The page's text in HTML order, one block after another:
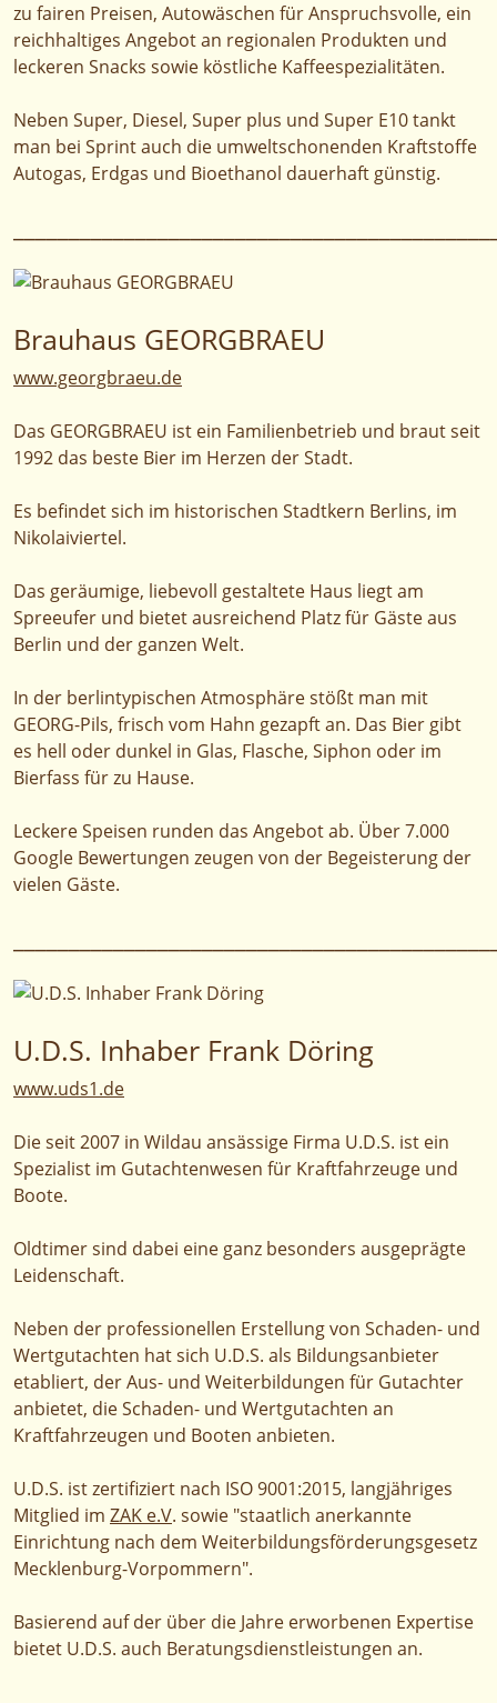
zu fairen Preisen, Autowäschen für Anspruchsvolle, ein
reichhaltiges Angebot an regionalen Produkten und
leckeren Snacks sowie köstliche Kaffeespezialitäten.
Neben Super, Diesel, Super plus und Super E10 tankt
man bei Sprint auch die umweltschonenden Kraftstoffe
Autogas, Erdgas und Bioethanol dauerhaft günstig.
Brauhaus GEORGBRAEU
www.georgbraeu.de
Das GEORGBRAEU ist ein Familienbetrieb und braut seit
1992 das beste Bier im Herzen der Stadt.
Es befindet sich im historischen Stadtkern Berlins, im
Nikolaiviertel.
Das geräumige, liebevoll gestaltete Haus liegt am
Spreeufer und bietet ausreichend Platz für Gäste aus
Berlin und der ganzen Welt.
In der berlintypischen Atmosphäre stößt man mit
GEORG-Pils, frisch vom Hahn gezapft an. Das Bier gibt
es hell oder dunkel in Glas, Flasche, Siphon oder im
Bierfass für zu Hause.
Leckere Speisen runden das Angebot ab. Über 7.000
Google Bewertungen zeugen von der Begeisterung der
vielen Gäste.
U.D.S. Inhaber Frank Döring
www.uds1.de
Die seit 2007 in Wildau ansässige Firma U.D.S. ist ein
Spezialist im Gutachtenwesen für Kraftfahrzeuge und
Boote.
Oldtimer sind dabei eine ganz besonders ausgeprägte
Leidenschaft.
Neben der professionellen Erstellung von Schaden- und
Wertgutachten hat sich U.D.S. als Bildungsanbieter
etabliert, der Aus- und Weiterbildungen für Gutachter
anbietet, die Schaden- und Wertgutachten an
Kraftfahrzeugen und Booten anbieten.
U.D.S. ist zertifiziert nach ISO 9001:2015, langjähriges
Mitglied im ZAK e.V. sowie "staatlich anerkannte
Einrichtung nach dem Weiter­bildungs­förderungs­gesetz
Mecklenburg-Vorpommern".
Basierend auf der über die Jahre erworbenen Expertise
bietet U.D.S. auch Beratungsdienstleistungen an.